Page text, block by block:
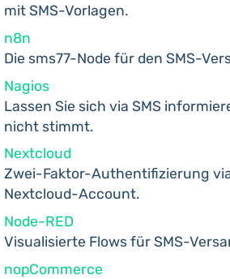
mit SMS-Vorlagen.
n8n
Die sms77-Node für den SMS-
Nagios
Lassen Sie sich via SMS
nicht stimmt.
Nextcloud
Zwei-Faktor-Authentifizierung
Nextcloud-Account.
Node-RED
Visualisierte Flows für SMS-
nopCommerce